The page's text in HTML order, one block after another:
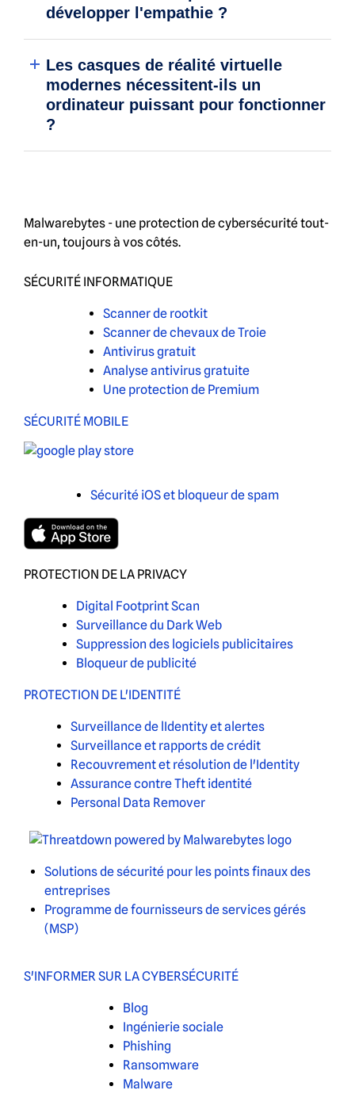
développer l'empathie ?
Les casques de réalité virtuelle
modernes nécessitent-ils un
ordinateur puissant pour fonctionner
?
Malwarebytes - une protection de cybersécurité tout-
en-un, toujours à vos côtés.
SÉCURITÉ INFORMATIQUE
Scanner de rootkit
Scanner de chevaux de Troie
Antivirus gratuit
Analyse antivirus gratuite
Une protection de Premium
SÉCURITÉ MOBILE
Sécurité iOS et bloqueur de spam
PROTECTION DE LA PRIVACY
Digital Footprint Scan
Surveillance du Dark Web
Suppression des logiciels publicitaires
Bloqueur de publicité
PROTECTION DE L'IDENTITÉ
Surveillance de lIdentity et alertes
Surveillance et rapports de crédit
Recouvrement et résolution de l'Identity
Assurance contre Theft identité
Personal Data Remover
Solutions de sécurité pour les points finaux des
entreprises
Programme de fournisseurs de services gérés
(MSP)
S'INFORMER SUR LA CYBERSÉCURITÉ
Blog
Ingénierie sociale
Phishing
Ransomware
Malware